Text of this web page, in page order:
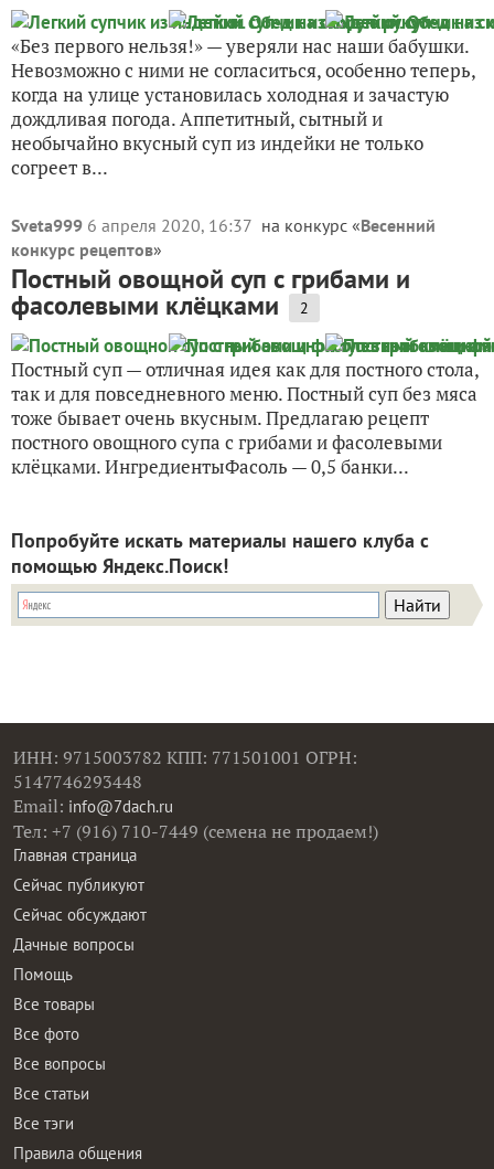
«Без первого нельзя!» — уверяли нас наши бабушки.
Невозможно с ними не согласиться, особенно теперь,
когда на улице установилась холодная и зачастую
дождливая погода. Аппетитный, сытный и
необычайно вкусный суп из индейки не только
согреет в...
Sveta999 6 апреля 2020, 16:37 на конкурс «Весенний
конкурс рецептов»
Постный овощной суп с грибами и
фасолевыми клёцками 2
Постный суп — отличная идея как для постного стола,
так и для повседневного меню. Постный суп без мяса
тоже бывает очень вкусным. Предлагаю рецепт
постного овощного супа с грибами и фасолевыми
клёцками. ИнгредиентыФасоль — 0,5 банки...
Попробуйте искать материалы нашего клуба с
помощью Яндекс.Поиск!
ИНН: 9715003782 КПП: 771501001 ОГРН:
5147746293448
Email: info@7dach.ru
Тел: +7 (916) 710-7449 (семена не продаем!)
Главная страница
Сейчас публикуют
Сейчас обсуждают
Дачные вопросы
Помощь
Все товары
Все фото
Все вопросы
Все статьи
Все тэги
Правила общения